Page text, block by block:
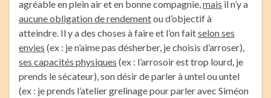
agréable en plein air et en bonne compagnie, mais il n’y a
aucune obligation de rendementou d’objectif à
atteindre. Il y a des choses à faire et l’on faitselon ses
envies (ex : je n’aime pas désherber, je choisis d’arroser),
ses capacités physiques (ex : l’arrosoir est trop lourd, je
prends le sécateur), son désir de parler à untel ou untel
(ex : je prends l’atelier grelinage pour parler avec Siméon